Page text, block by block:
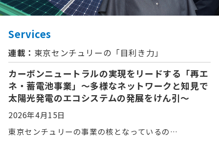
Services
連載： 東京センチュリーの「⽬利き⼒」
カーボンニュートラルの実現をリードする「再エ
ネ・蓄電池事業」〜多様なネットワークと知見で
太陽光発電のエコシステムの発展をけん引〜
2026年4月15日
東京センチュリーの事業の核となっているの…